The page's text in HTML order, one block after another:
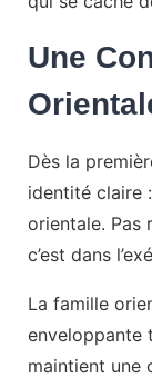
Une
Dès la
identité claire
orientale. Pas
c’est dans
La famille
enveloppante
maintient une